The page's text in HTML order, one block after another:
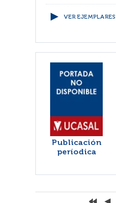
VER EJEMPLARES
Publicación
períodica